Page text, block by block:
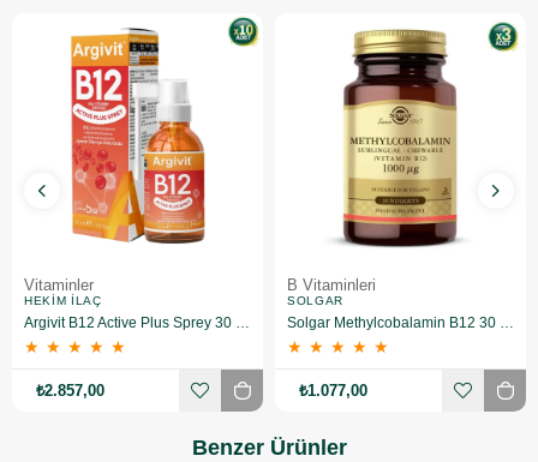
Vitaminler
HEKIM İLAÇ
Argivit B12 Active Plus Sprey 30 ml 10 Adet
★ ★ ★ ★ ★
₺2.857,00
B Vitaminleri
SOLGAR
Solgar Methylcobalamin B12 30 Tablet 3'lü
★ ★ ★ ★ ★
₺1.077,00
Benzer Ürünler